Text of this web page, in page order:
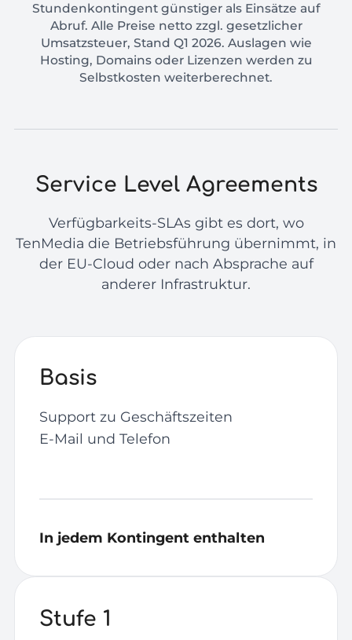
Stundenkontingent günstiger als Einsätze auf
Abruf. Alle Preise netto zzgl. gesetzlicher
Umsatzsteuer, Stand Q1 2026. Auslagen wie
Hosting, Domains oder Lizenzen werden zu
Selbstkosten weiterberechnet.
Service Level Agreements
Verfügbarkeits-SLAs gibt es dort, wo
TenMedia die Betriebsführung übernimmt, in
der EU-Cloud oder nach Absprache auf
anderer Infrastruktur.
Basis
Support zu Geschäftszeiten
E-Mail und Telefon
In jedem Kontingent enthalten
Stufe 1